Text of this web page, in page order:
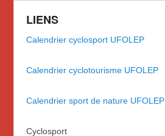
LIENS
Calendrier cyclosport UFOLEP
Calendrier cyclotourisme UFOLEP
Calendrier sport de nature UFOLEP
Cyclosport